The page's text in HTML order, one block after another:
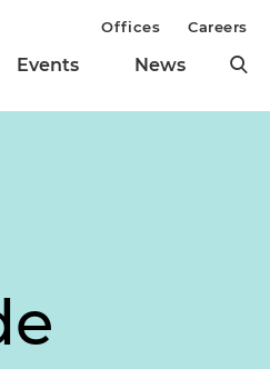
Events News
Offices Careers